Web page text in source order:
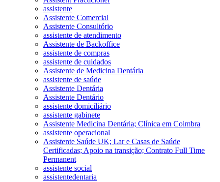
assistente
Assistente Comercial
Assistente Consultório
assistente de atendimento
Assistente de Backoffice
assistente de compras
assistente de cuidados
Assistente de Medicina Dentária
assistente de saúde
Assistente Dentária
Assistente Dentário
assistente domiciliário
assistente gabinete
Assistente Medicina Dentária; Clínica em Coimbra
assistente operacional
Assistente Saúde UK; Lar e Casas de Saúde
Certificadas; Apoio na transição; Contrato Full Time
Permanent
assistente social
assistentedentaria